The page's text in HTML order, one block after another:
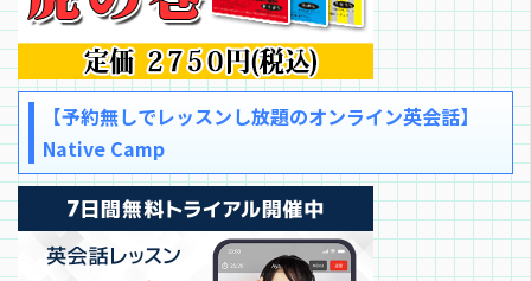
【予約無しでレッスンし放題のオンライン英会話】
Native Camp